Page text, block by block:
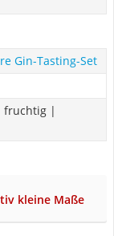
Gin-Tasting-Set
fruchtig |
kleine Maße